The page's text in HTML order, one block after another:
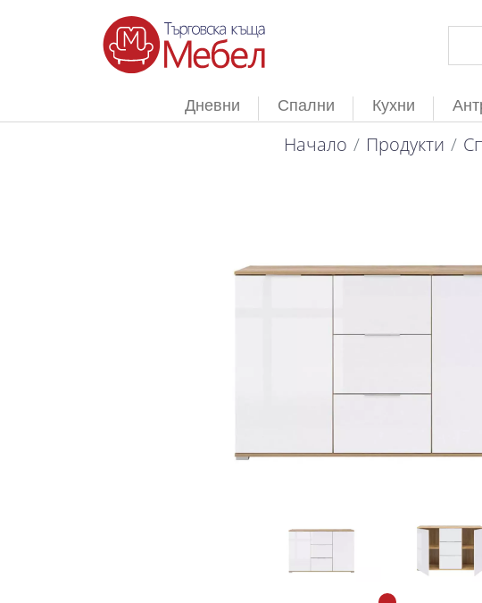
Дневни Спални Кухни
Начало Продукти